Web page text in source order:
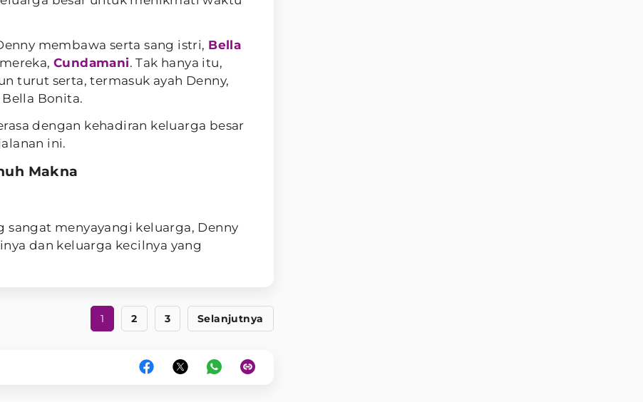
membawa serta sang istri, Bella
Cundamani. Tak hanya itu,
turut serta, termasuk ayah Denny,
Bella Bonita.
dengan kehadiran keluarga besar
ini.
Makna
sangat menyayangi keluarga, Denny
dan keluarga kecilnya yang
1 2 3 Selanjutnya